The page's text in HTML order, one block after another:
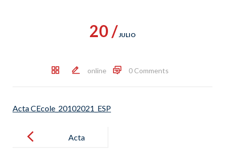
20 /JULIO
online 0 Comments
Acta CEcole_20102021_ESP
navigation
Acta